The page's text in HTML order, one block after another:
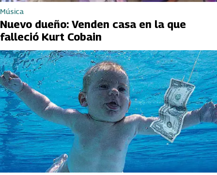
Música
Nuevo dueño: Venden casa en la que
falleció Kurt Cobain